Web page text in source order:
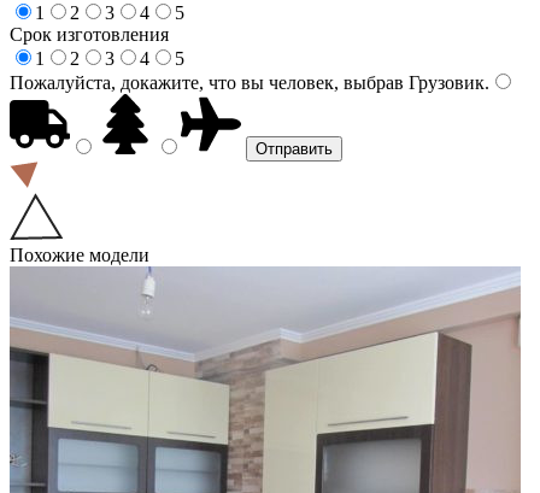
1
2 3 4
5
Срок изготовления
1
2 3 4
5
Пожалуйста, докажите, что вы человек, выбрав Грузовик.
Похожие модели